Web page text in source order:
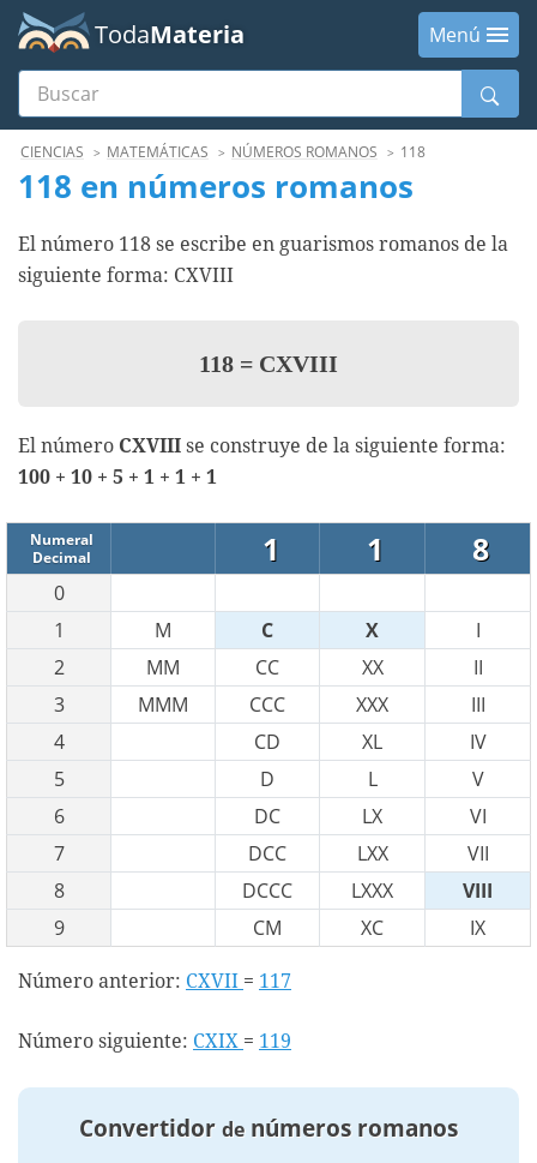
TodaMateria
Menú
Buscar
MenúCIENCIAS MATEMÁTICAS NÚMEROS ROMANOS 118
118 en números romanos
El número 118 se escribe en guarismos romanos de la
siguiente forma: CXVIII
118 = CXVIII
El número CXVIII se construye de la siguiente forma:
100 + 10 + 5 + 1 + 1 + 1
Numeral
Decimal
1 1 8
0
1
M C X
I
2
MM CC XX
II
3
MMM CCC XXX
III
4
CD XL
IV
5
D L
V
6
DC LX
VI
7
DCC LXX
VII
8
DCCC LXXX
VIII
9
CM XC IX
Número anterior: CXVII = 117
Número siguiente: CXIX = 119
Convertidor de números romanos